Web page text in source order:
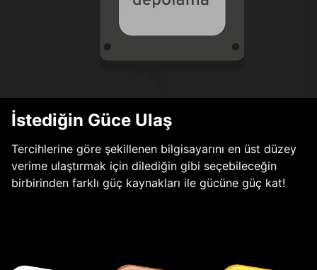
İstediğin Güce Ulaş
Tercihlerine göre şekillenen bilgisayarını en üst düzey
verime ulaştırmak için dilediğin gibi seçebileceğin
birbirinden farklı güç kaynakları ile gücüne güç kat!